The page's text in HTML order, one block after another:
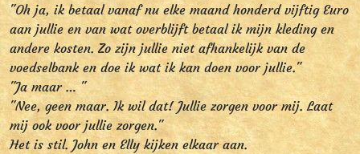
"Oh ja, ik betaal vanaf nu elke maand honderd vijftig Euro
aan jullie en van wat overblijft betaal ik mijn kleding en
andere kosten. Zo zijn jullie niet afhankelijk van de
voedselbank en doe ik wat ik kan doen voor jullie."
"Ja maar … "
"Nee, geen maar. Ik wil dat! Jullie zorgen voor mij. Laat
mij ook voor jullie zorgen."
Het is stil. John en Elly kijken elkaar aan.